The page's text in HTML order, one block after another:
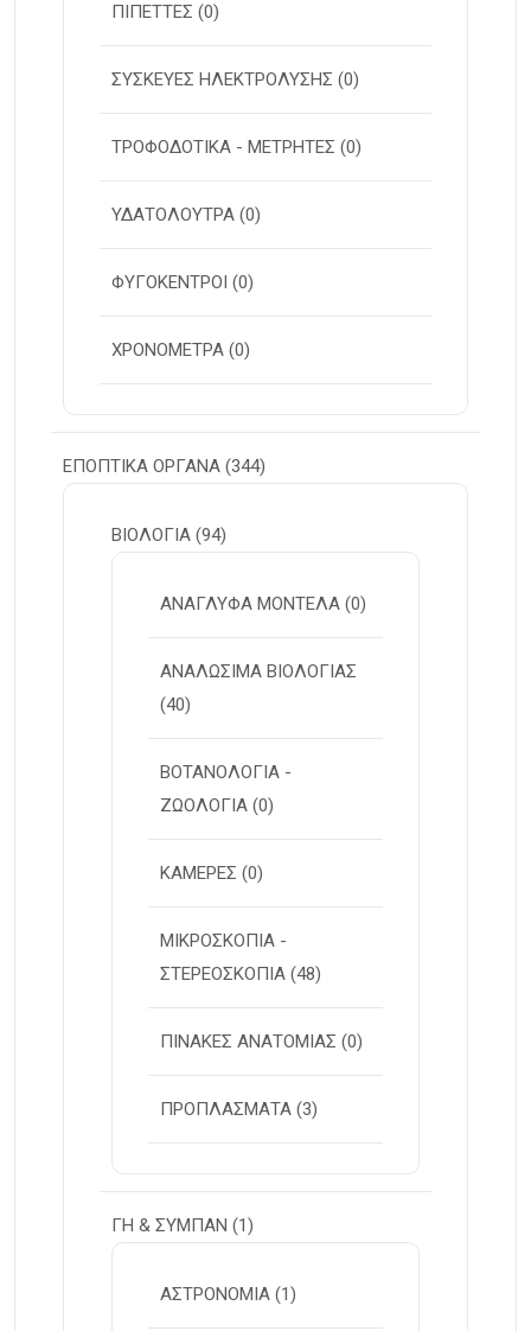
ΠΙΠΕΤΤΕΣ (0)
ΣΥΣΚΕΥΕΣ ΗΛΕΚΤΡΟΛΥΣΗΣ (0)
ΤΡΟΦΟΔΟΤΙΚΑ - ΜΕΤΡΗΤΕΣ (0)
ΥΔΑΤΟΛΟΥΤΡΑ (0)
ΦΥΓΟΚΕΝΤΡΟΙ (0)
ΧΡΟΝΟΜΕΤΡΑ (0)
ΕΠΟΠΤΙΚΑ ΟΡΓΑΝΑ (344)
ΒΙΟΛΟΓΙΑ (94)
ΑΝΑΓΛΥΦΑ ΜΟΝΤΕΛΑ (0)
ΑΝΑΛΩΣΙΜΑ ΒΙΟΛΟΓΙΑΣ
(40)
ΒΟΤΑΝΟΛΟΓΙΑ -
ΖΩΟΛΟΓΙΑ (0)
ΚΑΜΕΡΕΣ (0)
ΜΙΚΡΟΣΚΟΠΙΑ -
ΣΤΕΡΕOΣΚΟΠΙΑ (48)
ΠΙΝΑΚΕΣ ΑΝΑΤΟΜΙΑΣ (0)
ΠΡΟΠΛΑΣΜΑΤΑ (3)
ΓΗ & ΣΥΜΠΑΝ (1)
ΑΣΤΡΟΝΟΜΙΑ (1)